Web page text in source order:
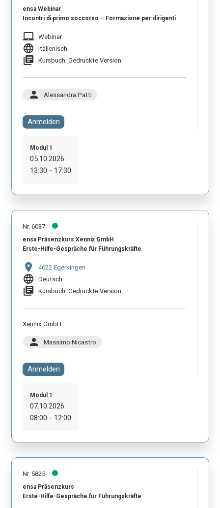
ensa Webinar
Incontri di primo soccorso – Formazione per dirigenti
laptop_mac Webinar
language Italienisch
library_books Kursbuch: Gedruckte Version
person Alessandra Patti
Anmelden
Modul 1
05.10.2026
13:30 - 17:30
Nr. 6037
ensa Präsenzkurs Xennix GmbH
Erste-Hilfe-Gespräche für Führungskräfte
location_on 4622 Egerkingen
language Deutsch
library_books Kursbuch: Gedruckte Version
Xennix GmbH
person Massimo Nicastro
Anmelden
Modul 1
07.10.2026
08:00 - 12:00
Nr. 5825
ensa Präsenzkurs
Erste-Hilfe-Gespräche für Führungskräfte